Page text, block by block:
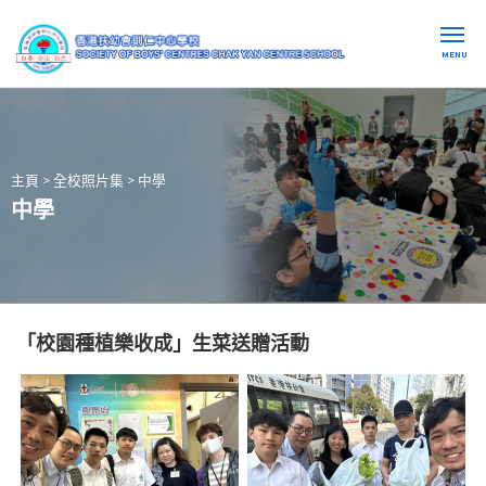
MENU
主頁 > 全校照片集 > 中學
中學
「校園種植樂收成」生菜送贈活動